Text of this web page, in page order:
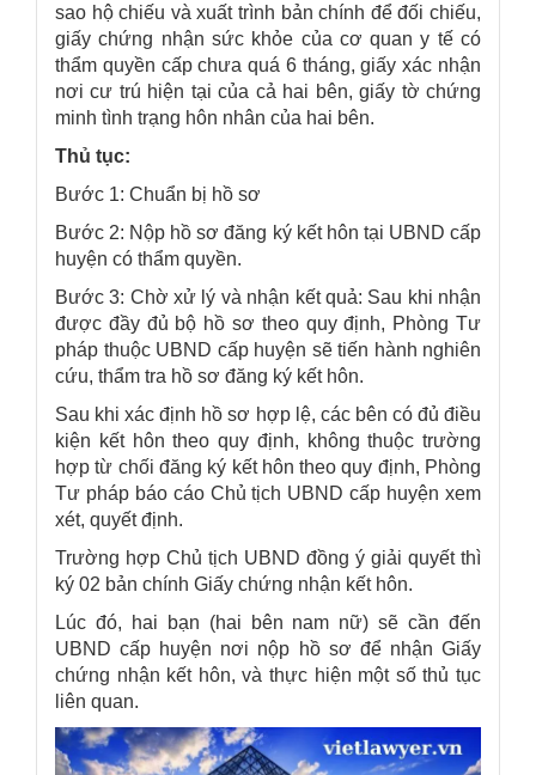
sao hộ chiếu và xuất trình bản chính để đối chiếu,
giấy chứng nhận sức khỏe của cơ quan y tế có
thẩm quyền cấp chưa quá 6 tháng, giấy xác nhận
nơi cư trú hiện tại của cả hai bên, giấy tờ chứng
minh tình trạng hôn nhân của hai bên.
Thủ tục:
Bước 1: Chuẩn bị hồ sơ
Bước 2: Nộp hồ sơ đăng ký kết hôn tại UBND cấp
huyện có thẩm quyền.
Bước 3: Chờ xử lý và nhận kết quả: Sau khi nhận
được đầy đủ bộ hồ sơ theo quy định, Phòng Tư
pháp thuộc UBND cấp huyện sẽ tiến hành nghiên
cứu, thẩm tra hồ sơ đăng ký kết hôn.
Sau khi xác định hồ sơ hợp lệ, các bên có đủ điều
kiện kết hôn theo quy định, không thuộc trường
hợp từ chối đăng ký kết hôn theo quy định, Phòng
Tư pháp báo cáo Chủ tịch UBND cấp huyện xem
xét, quyết định.
Trường hợp Chủ tịch UBND đồng ý giải quyết thì
ký 02 bản chính Giấy chứng nhận kết hôn.
Lúc đó, hai bạn (hai bên nam nữ) sẽ cần đến
UBND cấp huyện nơi nộp hồ sơ để nhận Giấy
chứng nhận kết hôn, và thực hiện một số thủ tục
liên quan.